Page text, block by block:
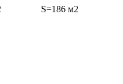
S=186 м2